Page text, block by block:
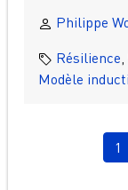
Philippe
Résilience
Modèle
Pagination
1